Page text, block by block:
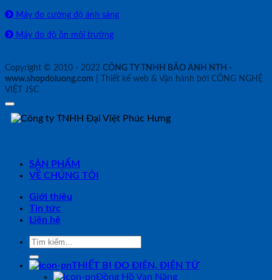
Máy đo cường độ ánh sáng
Máy đo độ ồn môi trường
Copyright © 2010 - 2022 CÔNG TY TNHH BẢO ANH NTH -
www.shopdoluong.com | Thiết kế web & Vận hành bởi CÔNG NGHỆ
VIỆT JSC
SẢN PHẨM
VỀ CHÚNG TÔI
Giới thiệu
Tin tức
Liên hệ
Tìm
THIẾT BỊ ĐO ĐIỆN, ĐIỆN TỬ
Đồng Hồ Vạn Năng